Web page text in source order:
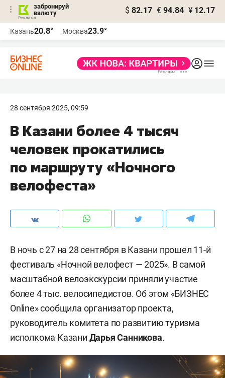
забронируй
валюту
$ 82.17 € 94.84 ¥ 12.17
Казань20.8° Москва23.9°
28 сентября 2025, 09:59
В Казани более 4 тысяч
человек прокатились
по маршруту «Ночного
велофеста»
В ночь с 27 на 28 сентября в Казани прошел 11-й
фестиваль «Ночной велофест — 2025». В самой
масштабной велоэкскурсии приняли участие
более 4 тыс. велосипедистов. Об этом «БИЗНЕС
Online» сообщила организатор проекта,
руководитель комитета по развитию туризма
исполкома Казани Дарья Санникова.